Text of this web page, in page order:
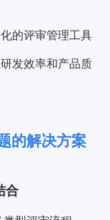
的评审管理工具
发效率和产品质
的解决方案
合